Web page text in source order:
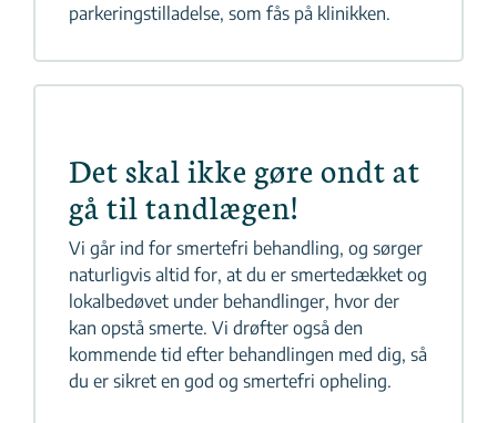
parkeringstilladelse, som fås på klinikken.
Det skal ikke gøre ondt at
gå til tandlægen!
Vi går ind for smertefri behandling, og sørger
naturligvis altid for, at du er smertedækket og
lokalbedøvet under behandlinger, hvor der
kan opstå smerte. Vi drøfter også den
kommende tid efter behandlingen med dig, så
du er sikret en god og smertefri opheling.